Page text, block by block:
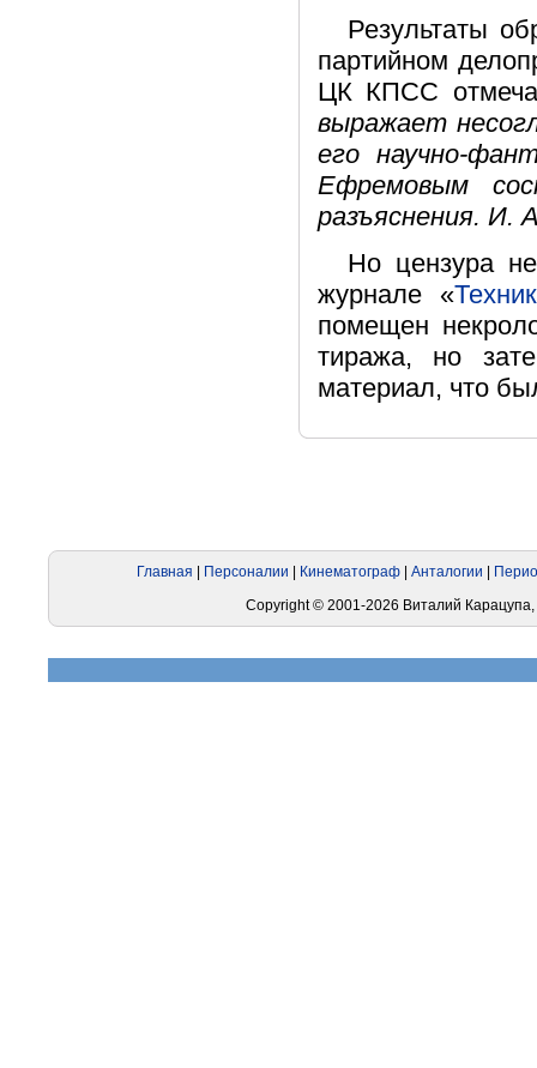
Результаты
партийном
ЦК КПСС
выражает
его научно-
Ефремовым
разъяснения. И.
Но цензура
журнале «
помещен
тиража, но
материал, что